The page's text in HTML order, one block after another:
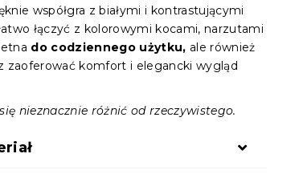
współgra z białymi i kontrastującymi
łączyć z kolorowymi kocami, narzutami
do codziennego użytku, ale również
zaoferować komfort i elegancki wygląd
nieznacznie różnić od rzeczywistego.